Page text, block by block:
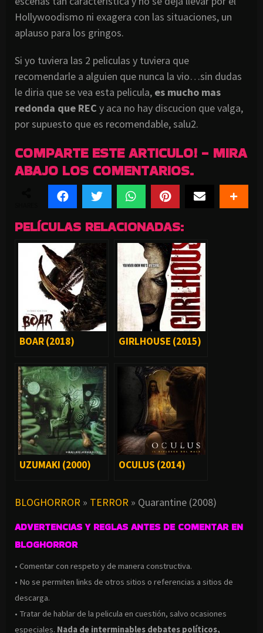
Hollywoodismo ni exagera con las situaciones, un
aplauso para los gringos.
Si yo tuviera las 2 peliculas y tuviera que
recomendarle a alguien que nunca la vio…sin dudas
le diria que se vea esta pelicula, es mucho mas
redonda que REC y aca no hay discucion que valga,
por supuesto que es recomendable, salu2.
COMPARTE ESTE ARTICULO! - MIRA
ABAJO LOS COMENTARIOS.
PELÍCULAS RELACIONADAS:
BOAR (2018) GIRLHOUSE (2015)
UZUMAKI (2000) OCULUS (2014)
BLOGHORROR » TERROR » Quarantine (2008)
ADVERTENCIAS Y REGLAS ANTES DE COMENTAR EN
BLOGHORROR
• Comentar con respeto y de manera constructiva.
• No se permiten links de otros sitios o referencias a sitios de
descarga.
• Tratar de hablar de la pelicula en cuestión, salvo ocasiones
especiales. Nada de interminables debates políticos,